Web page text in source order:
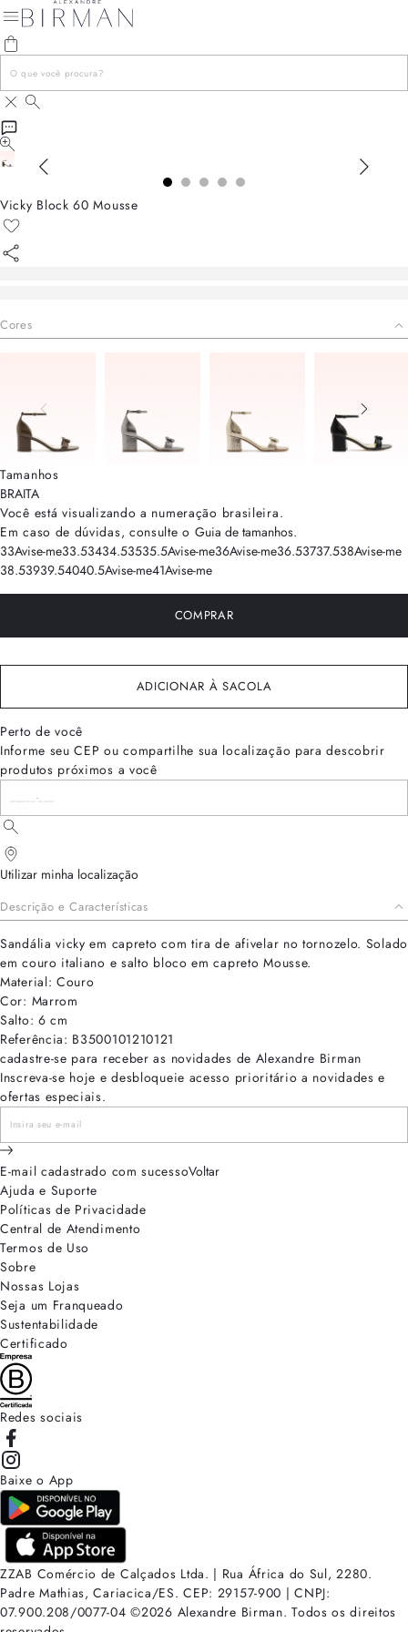
Vicky Block 60 Mousse
Cores
Tamanhos
BRAITA
Você está visualizando a numeração brasileira.
Em caso de dúvidas, consulte o Guia de tamanhos.
33Avise-me33.53434.53535.5Avise-me36Avise-me36.53737.538Avise-me
38.53939.54040.5Avise-me41Avise-me
COMPRAR
ADICIONAR À SACOLA
Perto de você
Informe seu CEP ou compartilhe sua localização para descobrir
produtos próximos a você
Utilizar minha localização
Descrição e Características
Sandália vicky em capreto com tira de afivelar no tornozelo. Solado
em couro italiano e salto bloco em capreto Mousse.
Material: Couro
Cor: Marrom
Salto: 6 cm
Referência: B3500101210121
cadastre-se para receber as novidades de Alexandre Birman
Inscreva-se hoje e desbloqueie acesso prioritário a novidades e
ofertas especiais.
E-mail cadastrado com sucessoVoltar
Ajuda e Suporte
Políticas de Privacidade
Central de Atendimento
Termos de Uso
Sobre
Nossas Lojas
Seja um Franqueado
Sustentabilidade
Certificado
Redes sociais
Baixe o App
ZZAB Comércio de Calçados Ltda. | Rua África do Sul, 2280.
Padre Mathias, Cariacica/ES. CEP: 29157-900 | CNPJ:
07.900.208/0077-04 ©2026 Alexandre Birman. Todos os direitos